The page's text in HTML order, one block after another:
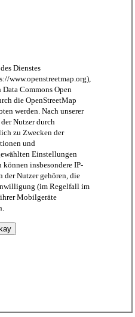
Dienstes
www.openstreetmap.org),
Commons Open
die OpenStreetMap
werden. Nach unserer
Nutzer durch
zu Zwecken der
und
Einstellungen
können insbesondere IP-
der Nutzer gehören, die
(im Regelfall im
Mobilgeräte